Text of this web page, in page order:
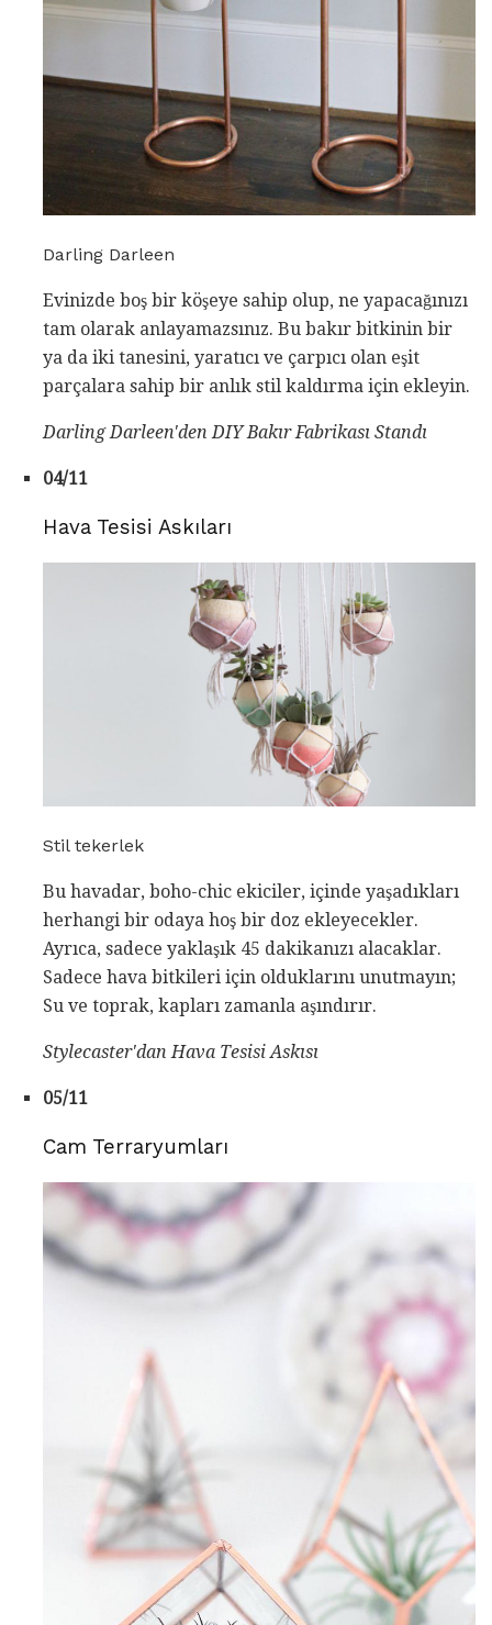
Darling Darleen
Evinizde boş bir köşeye sahip olup, ne yapacağınızı
tam olarak anlayamazsınız. Bu bakır bitkinin bir
ya da iki tanesini, yaratıcı ve çarpıcı olan eşit
parçalara sahip bir anlık stil kaldırma için ekleyin.
Darling Darleen'den DIY Bakır Fabrikası Standı
04/11
Hava Tesisi Askıları
Stil tekerlek
Bu havadar, boho-chic ekiciler, içinde yaşadıkları
herhangi bir odaya hoş bir doz ekleyecekler.
Ayrıca, sadece yaklaşık 45 dakikanızı alacaklar.
Sadece hava bitkileri için olduklarını unutmayın;
Su ve toprak, kapları zamanla aşındırır.
Stylecaster'dan Hava Tesisi Askısı
05/11
Cam Terraryumları